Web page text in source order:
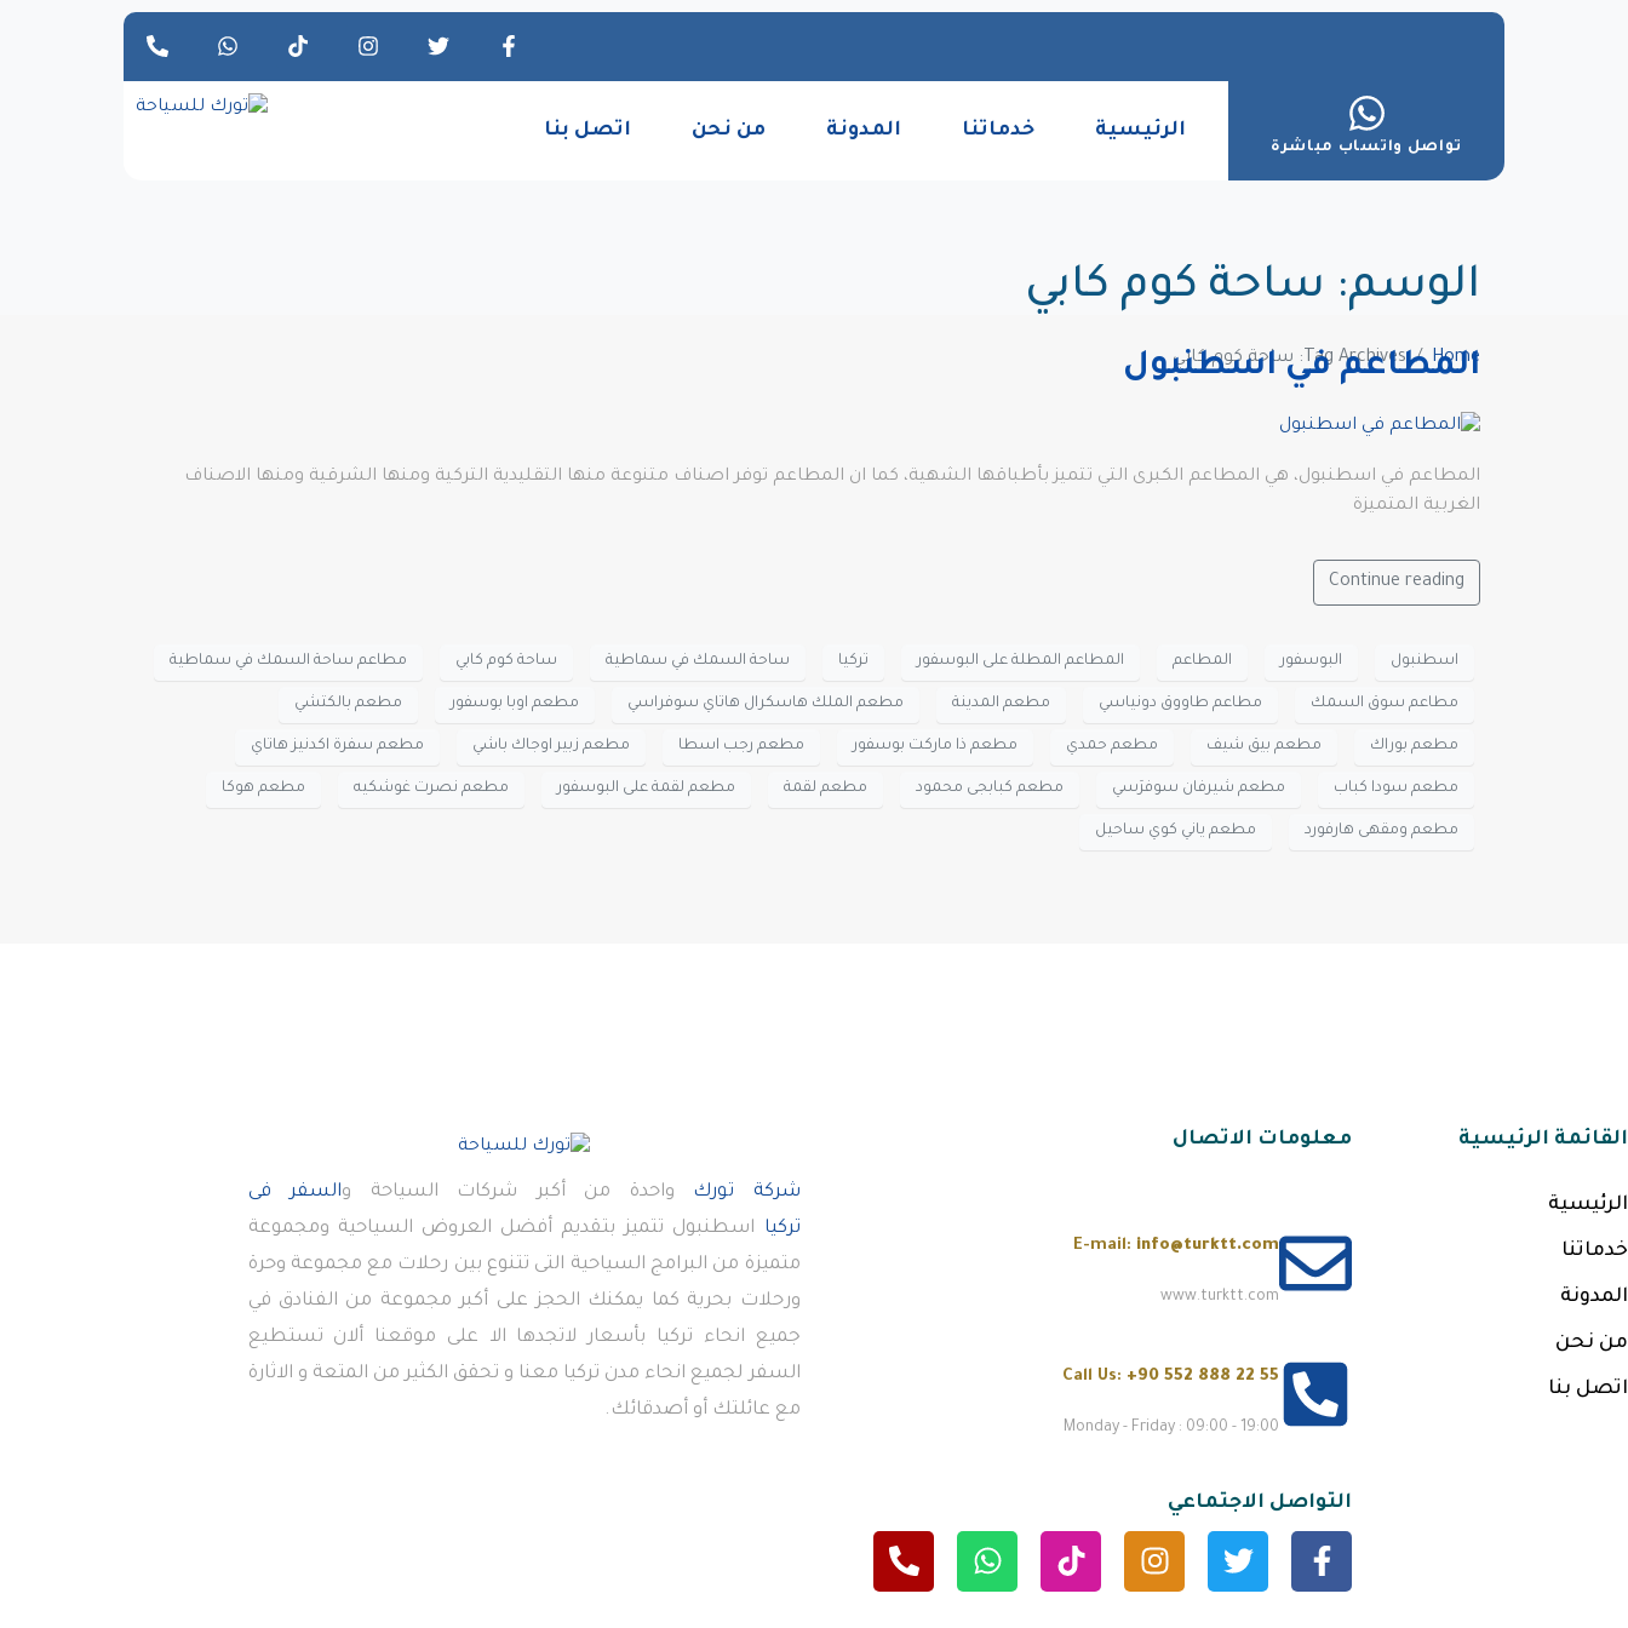
تواصل واتساب مباشرة
الرئيسية خدماتنا المدونة من نحن اتصل بنا
الوسم: ساحة كوم كابي
Home Tag Archives: ساحة كوم كابي
المطاعم في اسطنبول
المطاعم في اسطنبول، هي المطاعم الكبرى التي تتميز بأطباقها الشهية، كما ان المطاعم توفر اصناف متنوعة منها التقليدية التركية ومنها الشرقية ومنها الاصناف
الغربية المتميزة
Continue reading
اسطنبول البوسفور المطاعم المطاعم المطلة على البوسفور تركيا ساحة السمك في سماطية ساحة كوم كابي مطاعم ساحة السمك في سماطية
مطاعم سوق السمك مطاعم طاووق دونياسي مطعم المدينة مطعم الملك هاسكرال هاتاي سوفراسي مطعم اوبا بوسفور مطعم بالكتشي
مطعم بوراك مطعم بيق شيف مطعم حمدي مطعم ذا ماركت بوسفور مطعم رجب اسطا مطعم زبير اوجاك باشي مطعم سفرة اكدنيز هاتاي
مطعم سودا كباب مطعم شيرفان سوفرَسي مطعم كبابجى محمود مطعم لقمة مطعم لقمة على البوسفور مطعم نصرت غوشكيه مطعم هوكا
مطعم ومقهى هارفورد مطعم ياني كوي ساحيل
القائمة الرئيسية
الرئيسية
خدماتنا
المدونة
من نحن
اتصل بنا
معلومات الاتصال
E-mail: info@turktt.com
www.turktt.com
Call Us: +90 552 888 22 55
Monday - Friday : 09:00 - 19:00
التواصل الاجتماعي
شركة تورك واحدة من أكبر شركات السياحة والسفر فى
تركيا اسطنبول تتميز بتقديم أفضل العروض السياحية ومجموعة
متميزة من البرامج السياحية التى تتنوع بين رحلات مع مجموعة وحرة
ورحلات بحرية كما يمكنك الحجز على أكبر مجموعة من الفنادق في
جميع انحاء تركيا بأسعار لاتجدها الا على موقعنا ألان تستطيع
السفر لجميع انحاء مدن تركيا معنا و تحقق الكثير من المتعة و الاثارة
مع عائلتك أو أصدقائك.